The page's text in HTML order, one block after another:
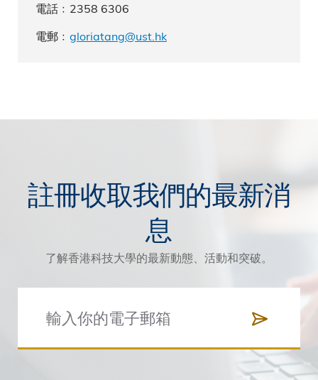
電話﹕2358 6306
電郵﹕ gloriatang@ust.hk
註冊收取我們的最新消
息
了解香港科技大學的最新動態、活動和突破。